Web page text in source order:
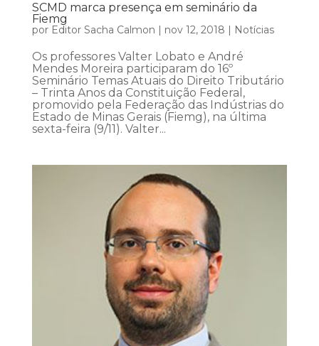
SCMD marca presença em seminário da
Fiemg
por Editor Sacha Calmon | nov 12, 2018 | Notícias
Os professores Valter Lobato e André
Mendes Moreira participaram do 16º
Seminário Temas Atuais do Direito Tributário
– Trinta Anos da Constituição Federal,
promovido pela Federação das Indústrias do
Estado de Minas Gerais (Fiemg), na última
sexta-feira (9/11). Valter...